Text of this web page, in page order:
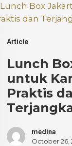
Article
Lunch
untuk
Praktis
medina
October 26,